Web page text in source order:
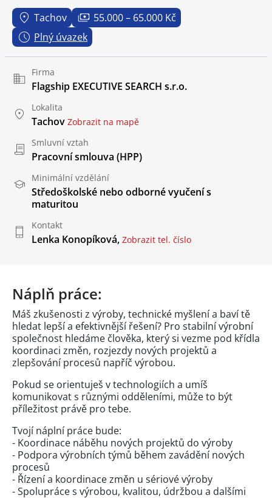
Tachov
55.000 – 65.000 Kč
Plný úvazek
Firma
Flagship EXECUTIVE SEARCH s.r.o.
Lokalita
Tachov Zobrazit na mapě
Smluvní vztah
Pracovní smlouva (HPP)
Minimální vzdělání
Středoškolské nebo odborné vyučení s
maturitou
Kontakt
Lenka Konopíková, Zobrazit tel. číslo
Náplň práce:
Máš zkušenosti z výroby, technické myšlení a baví tě
hledat lepší a efektivnější řešení? Pro stabilní výrobní
společnost hledáme člověka, který si vezme pod křídla
koordinaci změn, rozjezdy nových projektů a
zlepšování procesů napříč výrobou.
Pokud se orientuješ v technologiích a umíš
komunikovat s různými odděleními, může to být
příležitost právě pro tebe.
Tvojí náplní práce bude:
- Koordinace náběhu nových projektů do výroby
- Podpora výrobních týmů během zavádění nových
procesů
- Řízení a koordinace změn u sériové výroby
- Spolupráce s výrobou, kvalitou, údržbou a dalšími